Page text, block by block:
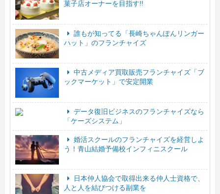
菓子店オーナーを目指す!!
誰もが知ってる「長崎ちゃんぽんリンガー
ハット」のフランチャイズ
中古メディア買取販売フランチャイズ「ブ
ックマーケット」で安定開業
データ復旧ビジネスのフランチャイズなら
「ケーズシステム」
婚活スクールのフランチャイズを経営しよ
う！青山結婚予備校インフィニスクール
日本仲人協会で取得出来る仲人士資格で、
人と人を結びつける副業を